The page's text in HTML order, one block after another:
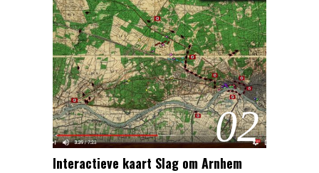
02
Interactieve kaart Slag om Arnhem